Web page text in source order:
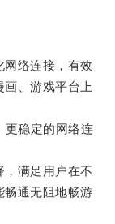
络连接，有效
、游戏平台上
稳定的网络连
满足用户在不
畅通无阻地畅游